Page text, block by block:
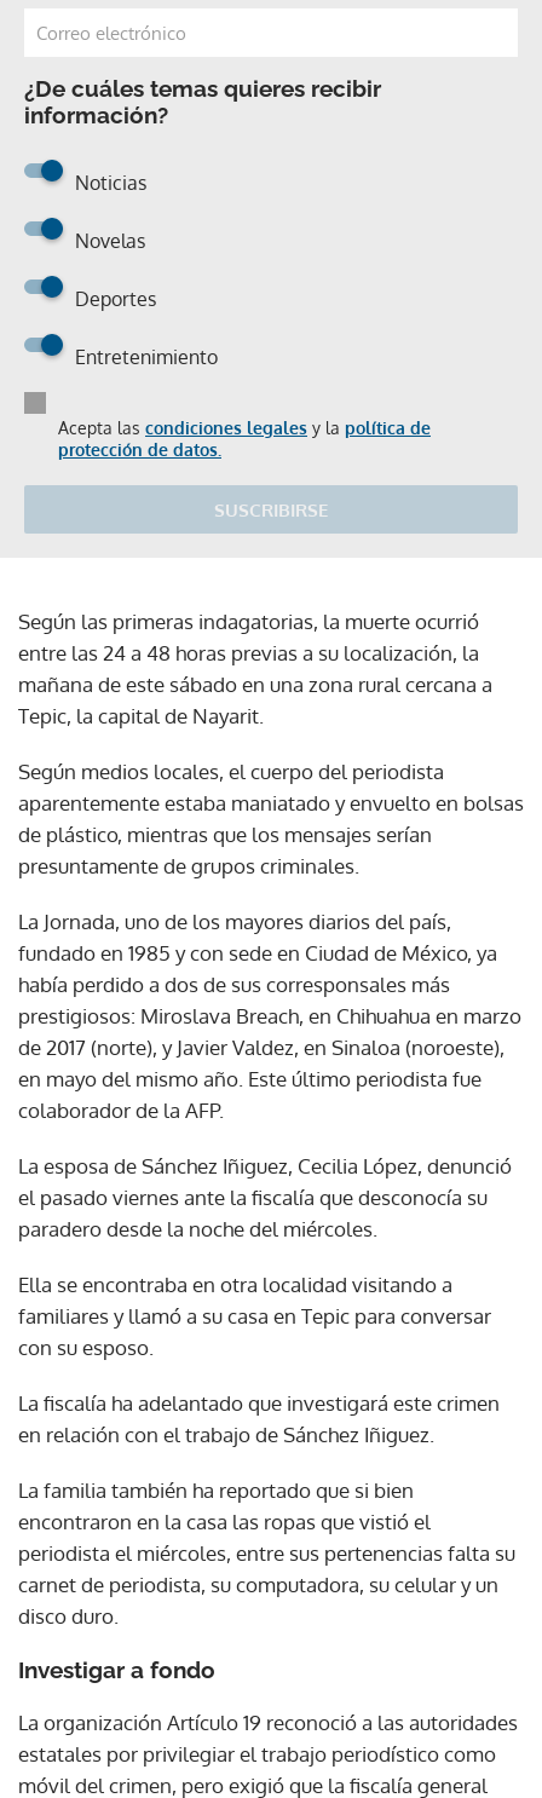
¿De cuáles temas quieres recibir
información?
Noticias
Novelas
Deportes
Entretenimiento
Acepta las condiciones legales y la política de
protección de datos.
SUSCRIBIRSE
Según las primeras indagatorias, la muerte ocurrió
entre las 24 a 48 horas previas a su localización, la
mañana de este sábado en una zona rural cercana a
Tepic, la capital de Nayarit.
Según medios locales, el cuerpo del periodista
aparentemente estaba maniatado y envuelto en bolsas
de plástico, mientras que los mensajes serían
presuntamente de grupos criminales.
La Jornada, uno de los mayores diarios del país,
fundado en 1985 y con sede en Ciudad de México, ya
había perdido a dos de sus corresponsales más
prestigiosos: Miroslava Breach, en Chihuahua en marzo
de 2017 (norte), y Javier Valdez, en Sinaloa (noroeste),
en mayo del mismo año. Este último periodista fue
colaborador de la AFP.
La esposa de Sánchez Iñiguez, Cecilia López, denunció
el pasado viernes ante la fiscalía que desconocía su
paradero desde la noche del miércoles.
Ella se encontraba en otra localidad visitando a
familiares y llamó a su casa en Tepic para conversar
con su esposo.
La fiscalía ha adelantado que investigará este crimen
en relación con el trabajo de Sánchez Iñiguez.
La familia también ha reportado que si bien
encontraron en la casa las ropas que vistió el
periodista el miércoles, entre sus pertenencias falta su
carnet de periodista, su computadora, su celular y un
disco duro.
Investigar a fondo
La organización Artículo 19 reconoció a las autoridades
estatales por privilegiar el trabajo periodístico como
móvil del crimen, pero exigió que la fiscalía general